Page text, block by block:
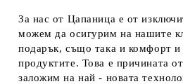
За нас от Цапаница е от
можем да осигурим на нашите
подарък, също така и комфорт и
продуктите. Това е причината
заложим на най - новата